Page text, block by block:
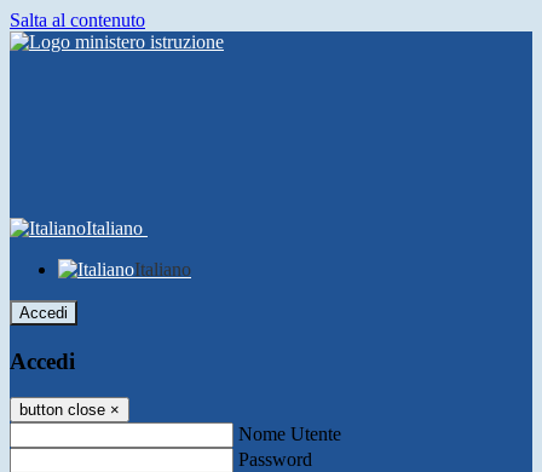
Salta al contenuto
Italiano
Italiano
Accedi
Accedi
button close ×
Nome Utente
Password